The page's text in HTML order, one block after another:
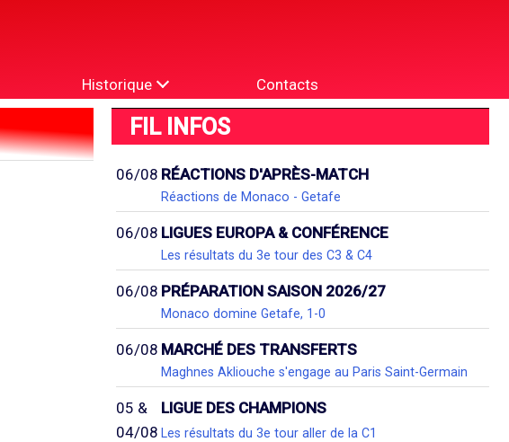
Historique Contacts
FIL INFOS
06/08 RÉACTIONS D'APRÈS-MATCH
Réactions de Monaco - Getafe
06/08 LIGUES EUROPA & CONFÉRENCE
Les résultats du 3e tour des C3 & C4
06/08 PRÉPARATION SAISON 2026/27
Monaco domine Getafe, 1-0
06/08 MARCHÉ DES TRANSFERTS
Maghnes Akliouche s'engage au Paris Saint-Germain
05 &
04/08
LIGUE DES CHAMPIONS
Les résultats du 3e tour aller de la C1